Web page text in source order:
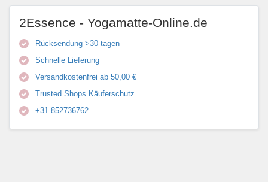
2Essence - Yogamatte-Online.de
Rücksendung >30 tagen
Schnelle Lieferung
Versandkostenfrei ab 50,00 €
Trusted Shops Käuferschutz
+31 852736762